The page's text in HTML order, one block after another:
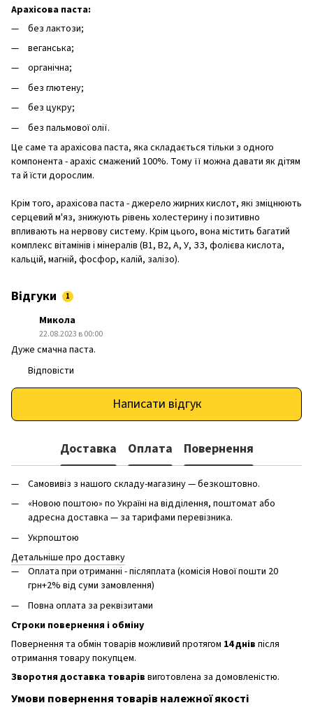
Арахісова паста:
без лактози;
веганська;
органічна;
без глютену;
без цукру;
без пальмової олії.
Це саме та арахісова паста, яка складається тільки з одного
компонента - арахіс смажений 100%. Тому її можна давати як дітям
та й їсти дорослим.
Крім того, арахісова паста - джерело жирних кислот, які зміцнюють
серцевий м'яз, знижують рівень холестерину і позитивно
впливають на нервову систему. Крім цього, вона містить багатий
комплекс вітамінів і мінералів (В1, В2, А, У, ЗЗ, фолієва кислота,
кальцій, магній, фосфор, калій, залізо).
Відгуки 1
Микола
22.08.2023 в 00:00
Дуже смачна паста.
Відповісти
Написати відгук
Доставка Оплата Повернення
Самовивіз з нашого складу-магазину — безкоштовно.
«Новою поштою» по Україні на відділення, поштомат або
адресна доставка — за тарифами перевізника.
Укрпоштою
Детальніше про доставку
Оплата при отриманні - післяплата (комісія Нової пошти 20
грн+2% від суми замовлення)
Повна оплата за реквізитами
Строки повернення і обміну
Повернення та обмін товарів можливий протягом 14 днів після
отримання товару покупцем.
Зворотня доставка товарів виготовлена ​​за домовленістю.
Умови повернення товарів належної якості